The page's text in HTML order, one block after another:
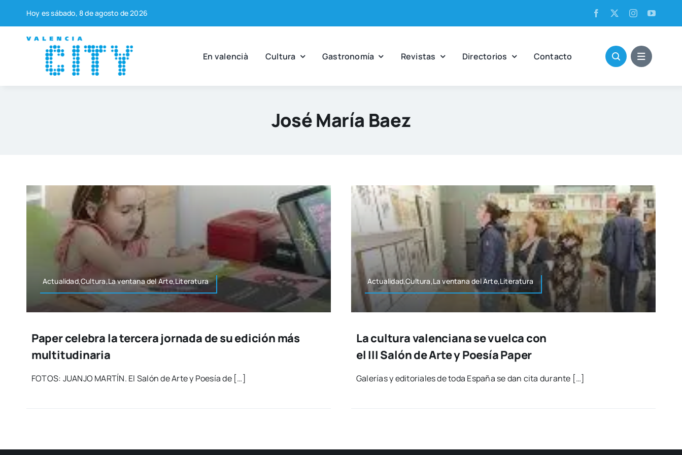
contenido
Hoy es sába­do, 8 de agos­to de 2026
En valen­cià Cul­tu­ra Gas­tro­no­mía Revis­tas Direc­to­rios Con­tac­to
José María Baez
Actualidad,Cultura,La ven­ta­na del Arte,Literatura
Paper celebra la tercera jornada de su edición más
multitudinaria
FOTOS: JUANJO MARTÍN. El Salón de Arte y Poe­sía de […]
Actualidad,Cultura,La ven­ta­na del Arte,Literatura
La cultura valenciana se vuelca con
el III Salón de Arte y Poesía Paper
Gale­rías y edi­to­ria­les de toda Espa­ña se dan cita duran­te […]